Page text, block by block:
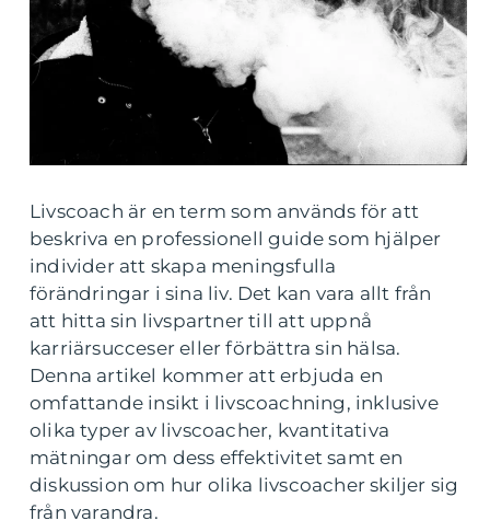
Livscoach är en term som används för att
beskriva en professionell guide som hjälper
individer att skapa meningsfulla
förändringar i sina liv. Det kan vara allt från
att hitta sin livspartner till att uppnå
karriärsucceser eller förbättra sin hälsa.
Denna artikel kommer att erbjuda en
omfattande insikt i livscoachning, inklusive
olika typer av livscoacher, kvantitativa
mätningar om dess effektivitet samt en
diskussion om hur olika livscoacher skiljer sig
från varandra.